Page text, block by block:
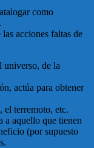
como
acciones faltas de
universo, de la
actúa para obtener
terremoto, etc.
a aquello que tienen
(por supuesto